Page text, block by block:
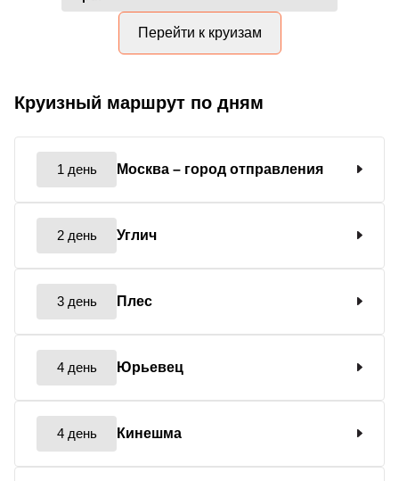
Перейти к круизам
Круизный маршрут по дням
1 день Москва – город отправления
2 день Углич
3 день Плес
4 день Юрьевец
4 день Кинешма